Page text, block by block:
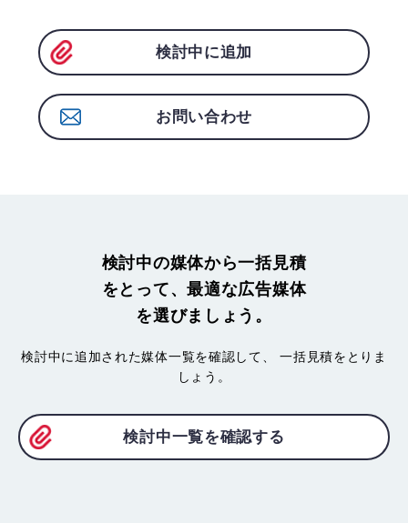
検討中に追加
お問い合わせ
検討中の媒体から一括見積
をとって、最適な広告媒体
を選びましょう。
検討中に追加された媒体一覧を確認して、
一括見積をとりま
しょう。
検討中一覧を確認する